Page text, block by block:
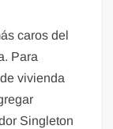
caros del
Para
vivienda
Singleton